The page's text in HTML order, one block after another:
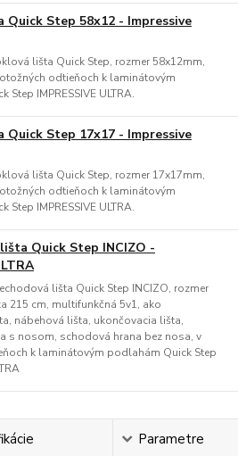
Quick Step 58x12 - Impressive
lišta Quick Step, rozmer 58x12mm,
odtieňoch k laminátovým
Step IMPRESSIVE ULTRA.
Quick Step 17x17 - Impressive
lišta Quick Step, rozmer 17x17mm,
odtieňoch k laminátovým
Step IMPRESSIVE ULTRA.
Quick Step INCIZO -
lišta Quick Step INCIZO, rozmer
215 cm, multifunkčná 5v1, ako
nábehová lišta, ukončovacia lišta,
s nosom, schodová hrana bez nosa, v
k laminátovým podlahám Quick Step
Parametre